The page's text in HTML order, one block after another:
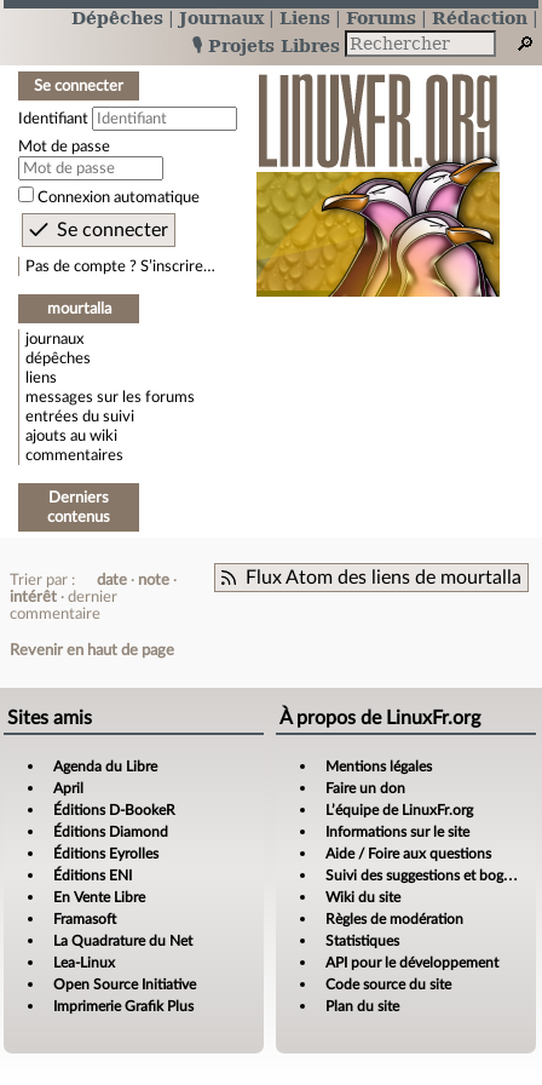
Dépêches Journaux Liens Forums
Rédaction
🎙️ Projets Libres
Se connecter
Identifiant
Mot de passe
Connexion automatique
Pas de compte ? S’inscrire…
mourtalla
journaux
dépêches
liens
messages sur les forums
entrées du suivi
ajouts au wiki
commentaires
Derniers
contenus
Flux Atom des liens de mourtalla
Trier par : date
note
intérêt
dernier
commentaire
Revenir en haut de page
Sites amis
Agenda du Libre
April
Éditions D-BookeR
Éditions Diamond
Éditions Eyrolles
Éditions ENI
En Vente Libre
Framasoft
La Quadrature du Net
Lea-Linux
Open Source Initiative
Imprimerie Grafik Plus
À propos de LinuxFr.org
Mentions légales
Faire un don
L’équipe de LinuxFr.org
Informations sur le site
Aide / Foire aux questions
Suivi des suggestions et bogues
Wiki du site
Règles de modération
Statistiques
API pour le développement
Code source du site
Plan du site